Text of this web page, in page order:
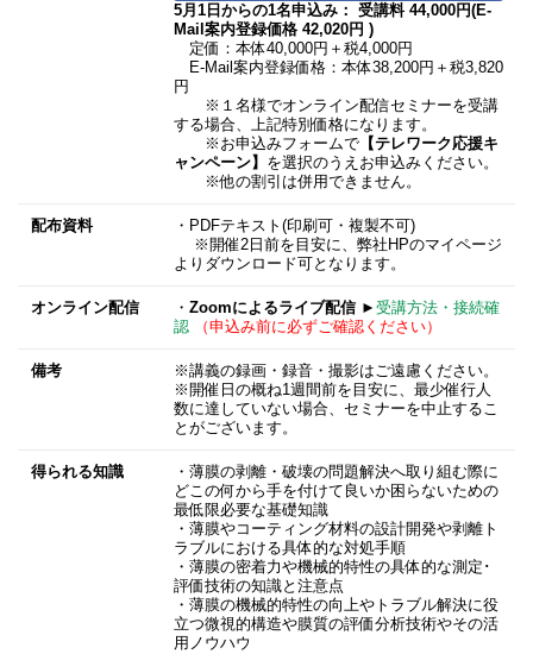
5月1日からの1名申込み： 受講料 44,000円(E-
Mail案内登録価格 42,020円 )
定価：本体40,000円＋税4,000円
E-Mail案内登録価格：本体38,200円＋税3,820
円
※１名様でオンライン配信セミナーを受講
する場合、上記特別価格になります。
※お申込みフォームで【テレワーク応援キ
ャンペーン】
を選択のうえお申込みください。
※他の割引は併用できません。
配布資料
・PDFテキスト(印刷可・複製不可)
※開催2日前を目安に、弊社HPのマイページ
よりダウンロード可となります。
オンライン配信 ・ Zoomによるライブ配信► 受講方法・接続確
認
（申込み前に必ずご確認ください）
備考
※講義の録画・録音・撮影はご遠慮ください。
※開催日の概ね1週間前を目安に、最少催行人
数に達していない場合、セミナーを中止するこ
とがございます。
得られる知識
・薄膜の剥離・破壊の問題解決へ取り組む際に
どこの何から手を付けて良いか困らないための
最低限必要な基礎知識
・薄膜やコーティング材料の設計開発や剥離ト
ラブルにおける具体的な対処手順
・薄膜の密着力や機械的特性の具体的な測定･
評価技術の知識と注意点
・薄膜の機械的特性の向上やトラブル解決に役
立つ微視的構造や膜質の評価分析技術やその活
用ノウハウ